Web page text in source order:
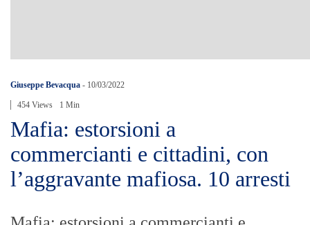
Giuseppe Bevacqua - 10/03/2022
454 Views 1 Min
Mafia: estorsioni a
commercianti e cittadini, con
l’aggravante mafiosa. 10 arresti